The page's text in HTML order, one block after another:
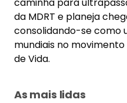
Regionais
Unidade Chapecó
relacionamento com